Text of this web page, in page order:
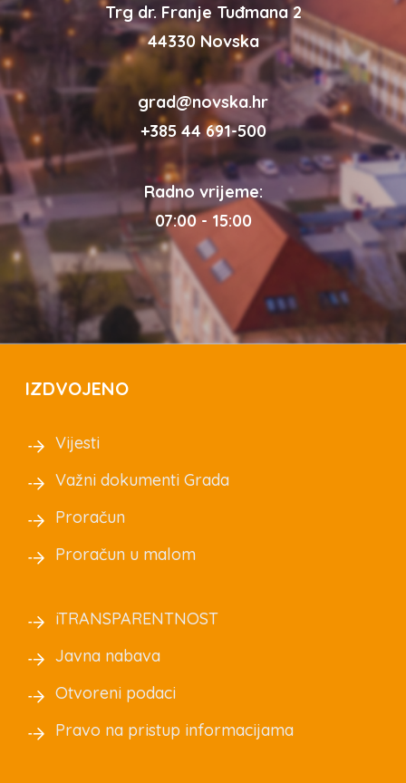
Trg dr. Franje Tuđmana 2
44330 Novska
grad@novska.hr
+385 44 691-500
Radno vrijeme:
07:00 - 15:00
IZDVOJENO
Vijesti
Važni dokumenti Grada
Proračun
Proračun u malom
iTRANSPARENTNOST
Javna nabava
Otvoreni podaci
Pravo na pristup informacijama